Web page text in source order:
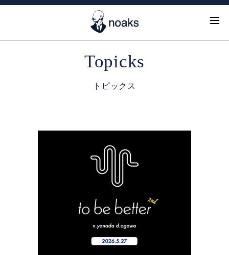
Topicks
トピックス